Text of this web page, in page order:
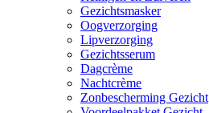
Gezichtsmasker
Oogverzorging
Lipverzorging
Gezichtsserum
Dagcrème
Nachtcrème
Zonbescherming Gezicht